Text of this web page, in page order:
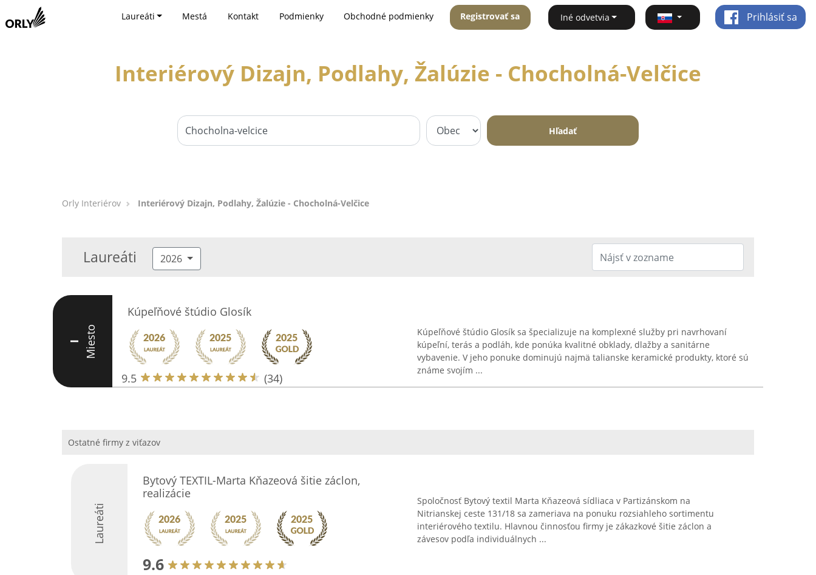
Laureáti Mestá Kontakt Podmienky Obchodné podmienky Registrovať sa Iné odvetvia Prihlásiť sa
Interiérový Dizajn, Podlahy, Žalúzie - Chocholná-Velčice
Hľadať
Orly Interiérov Interiérový Dizajn, Podlahy, Žalúzie - Chocholná-Velčice
Laureáti 2026
I Miesto
Kúpeľňové štúdio Glosík
9.5 (34)
Kúpeľňové štúdio Glosík sa špecializuje na komplexné služby pri navrhovaní
kúpeľní, terás a podláh, kde ponúka kvalitné obklady, dlažby a sanitárne
vybavenie. V jeho ponuke dominujú najmä talianske keramické produkty, ktoré sú
známe svojím ...
Ostatné firmy z viťazov
Laureáti
Bytový TEXTIL-Marta Kňazeová šitie záclon,
realizácie
9.6
Spoločnosť Bytový textil Marta Kňazeová sídliaca v Partizánskom na
Nitrianskej ceste 131/18 sa zameriava na ponuku rozsiahleho sortimentu
interiérového textilu. Hlavnou činnosťou firmy je zákazkové šitie záclon a
závesov podľa individuálnych ...